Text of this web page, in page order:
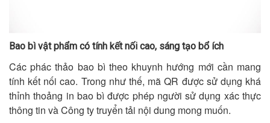
Bao bì vật phẩm có tính kết nối cao, sáng tạo bổ ích
Các phác thảo bao bì theo khuynh hướng mới cần mang
tính kết nối cao. Trong như thế, mã QR được sử dụng khá
thỉnh thoảng in bao bì được phép người sử dụng xác thực
thông tin và Công ty truyển tải nội dung mong muốn.